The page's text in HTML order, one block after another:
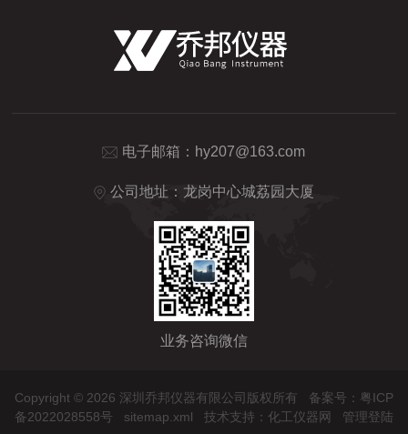
电子邮箱： hy207@163.com
公司地址：龙岗中心城荔园大厦
业务咨询微信
Copyright © 2026 深圳乔邦仪器有限公司版权所有 备案号：粤ICP
备2022028558号
sitemap.xml 技术支持： 化工仪器网 管理登陆